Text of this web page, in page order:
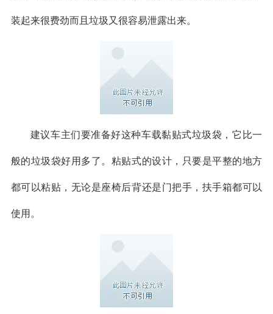
装起来很费劲而且垃圾又很容易泄露出来。
建议车主们要准备好这种车载黏贴式垃圾袋，它比一
般的垃圾袋好用多了。粘贴式的设计，只要是平整的地方
都可以粘贴，无论是座椅后背还是门把手，扶手箱都可以
使用。